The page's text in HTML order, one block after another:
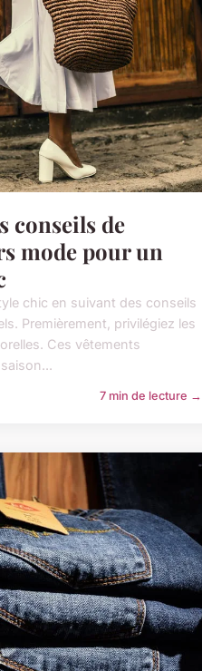
conseils de
mode pour un
chic en suivant des conseils
Premièrement, privilégiez les
Ces vêtements
7 min de lecture →